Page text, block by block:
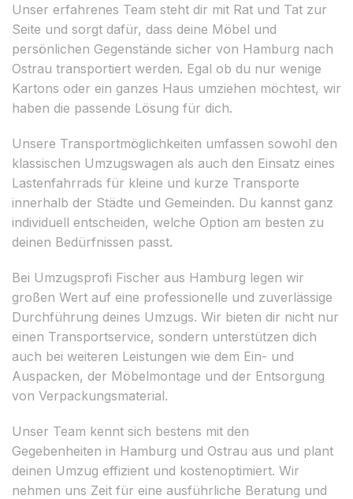
Unser erfahrenes Team steht dir mit Rat und Tat zur
Seite und sorgt dafür, dass deine Möbel und
persönlichen Gegenstände sicher von Hamburg nach
Ostrau transportiert werden. Egal ob du nur wenige
Kartons oder ein ganzes Haus umziehen möchtest, wir
haben die passende Lösung für dich.
Unsere Transportmöglichkeiten umfassen sowohl den
klassischen Umzugswagen als auch den Einsatz eines
Lastenfahrrads für kleine und kurze Transporte
innerhalb der Städte und Gemeinden. Du kannst ganz
individuell entscheiden, welche Option am besten zu
deinen Bedürfnissen passt.
Bei Umzugsprofi Fischer aus Hamburg legen wir
großen Wert auf eine professionelle und zuverlässige
Durchführung deines Umzugs. Wir bieten dir nicht nur
einen Transportservice, sondern unterstützen dich
auch bei weiteren Leistungen wie dem Ein- und
Auspacken, der Möbelmontage und der Entsorgung
von Verpackungsmaterial.
Unser Team kennt sich bestens mit den
Gegebenheiten in Hamburg und Ostrau aus und plant
deinen Umzug effizient und kostenoptimiert. Wir
nehmen uns Zeit für eine ausführliche Beratung und